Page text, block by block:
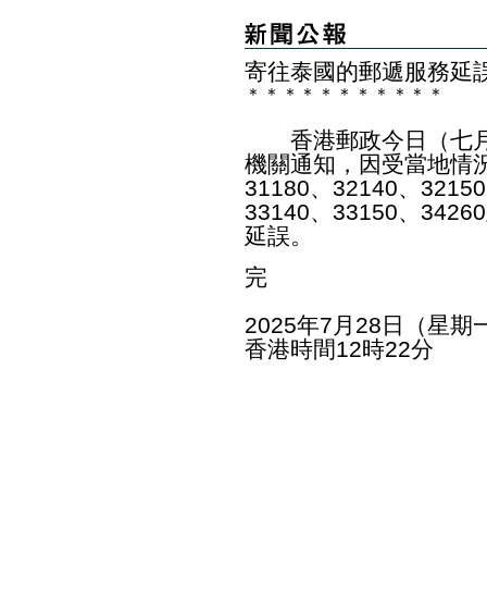
寄往泰國的郵遞服務延
＊ ＊ ＊ ＊ ＊ ＊ ＊ ＊ ＊ ＊ ＊
香港郵政今日（七月
機關通知，因受當地情
31180、32140、
33140、33150、
延誤。
完
2025年7月28日（星期
香港時間12時22分